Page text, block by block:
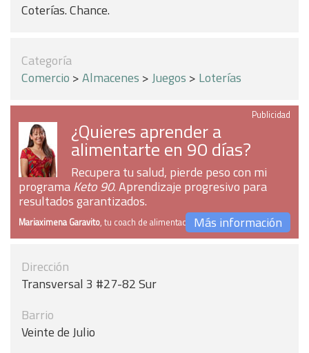
Coterías. Chance.
Categoría
Comercio >Almacenes >Juegos > Loterías
Publicidad
¿Quieres aprender a
alimentarte en 90 días?
Recupera tu salud, pierde peso con mi
programaKeto 90. Aprendizaje progresivo para
resultados garantizados.
Mariaximena Garavito, tu coach de alimentaciónMás información
Dirección
Transversal 3 #27-82 Sur
Barrio
Veinte de Julio